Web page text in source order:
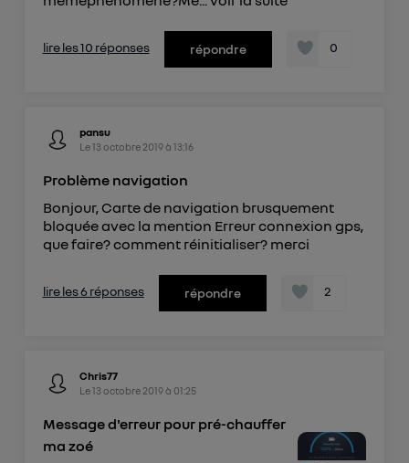
lire les 10 réponses répondre 0
pansu
Le13 octobre 2019à 13:16
Problème navigation
Bonjour, Carte de navigation brusquement
bloquée avec la mention Erreur connexion gps,
que faire? comment réinitialiser? merci
lire les 6 réponses répondre 2
Chris77
Le13 octobre 2019à 01:25
Message d'erreur pour pré-chauffer
ma zoé